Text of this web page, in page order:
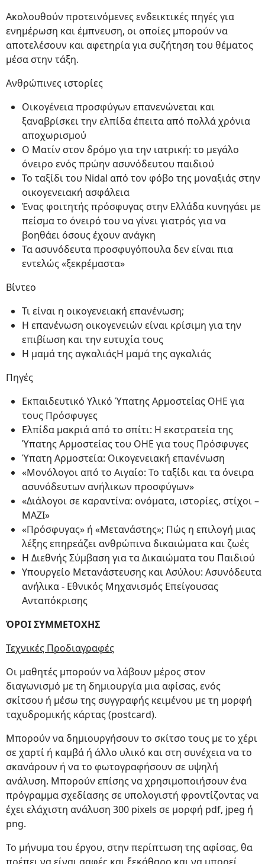
Ακολουθούν προτεινόμενες ενδεικτικές πηγές για
ενημέρωση και έμπνευση, οι οποίες μπορούν να
αποτελέσουν και αφετηρία για συζήτηση του θέματος
μέσα στην τάξη.
Ανθρώπινες ιστορίες
Οικογένεια προσφύγων επανενώνεται και
ξαναβρίσκει την ελπίδα έπειτα από πολλά χρόνια
αποχωρισμού
Ο Ματίν στον δρόμο για την ιατρική: το μεγάλο
όνειρο ενός πρώην ασυνόδευτου παιδιού
Το ταξίδι του Nidal από τον φόβο της μοναξιάς στην
οικογενειακή ασφάλεια
Ένας φοιτητής πρόσφυγας στην Ελλάδα κυνηγάει με
πείσμα το όνειρό του να γίνει γιατρός για να
βοηθάει όσους έχουν ανάγκη
Τα ασυνόδευτα προσφυγόπουλα δεν είναι πια
εντελώς «ξεκρέμαστα»
Βίντεο
Τι είναι η οικογενειακή επανένωση;
Η επανένωση οικογενειών είναι κρίσιμη για την
επιβίωση και την ευτυχία τους
Η μαμά της αγκαλιάςΗ μαμά της αγκαλιάς
Πηγές
Εκπαιδευτικό Υλικό Ύπατης Αρμοστείας ΟΗΕ για
τους Πρόσφυγες
Ελπίδα μακριά από το σπίτι: Η εκστρατεία της
Ύπατης Αρμοστείας του ΟΗΕ για τους Πρόσφυγες
Ύπατη Αρμοστεία: Οικογενειακή επανένωση
«Μονόλογοι από το Αιγαίο: Το ταξίδι και τα όνειρα
ασυνόδευτων ανήλικων προσφύγων»
«Διάλογοι σε καραντίνα: ονόματα, ιστορίες, στίχοι –
ΜΑΖΙ»
«Πρόσφυγας» ή «Μετανάστης»; Πώς η επιλογή μιας
λέξης επηρεάζει ανθρώπινα δικαιώματα και ζωές
H Διεθνής Σύμβαση για τα Δικαιώματα του Παιδιού
Υπουργείο Μετανάστευσης και Ασύλου: Ασυνόδευτα
ανήλικα - Εθνικός Μηχανισμός Επείγουσας
Ανταπόκρισης
ΌΡΟΙ ΣΥΜΜΕΤΟΧΗΣ
Τεχνικές Προδιαγραφές
Οι μαθητές μπορούν να λάβουν μέρος στον
διαγωνισμό με τη δημιουργία μια αφίσας, ενός
σκίτσου ή μέσω της συγγραφής κειμένου με τη μορφή
ταχυδρομικής κάρτας (postcard).
Μπορούν να δημιουργήσουν το σκίτσο τους με το χέρι
σε χαρτί ή καμβά ή άλλο υλικό και στη συνέχεια να το
σκανάρουν ή να το φωτογραφήσουν σε υψηλή
ανάλυση. Μπορούν επίσης να χρησιμοποιήσουν ένα
πρόγραμμα σχεδίασης σε υπολογιστή φροντίζοντας να
έχει ελάχιστη ανάλυση 300 pixels σε μορφή pdf, jpeg ή
png.
Το μήνυμα του έργου, στην περίπτωση της αφίσας, θα